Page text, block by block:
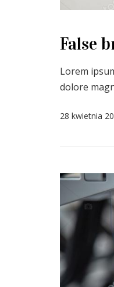
False
Lorem
dolore
28 kwietnia